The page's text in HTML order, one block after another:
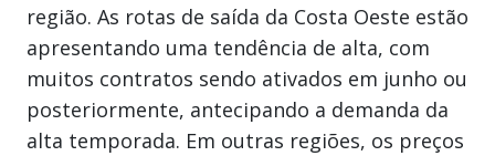
região. As rotas de saída da Costa Oeste estão
apresentando uma tendência de alta, com
muitos contratos sendo ativados em junho ou
posteriormente, antecipando a demanda da
alta temporada. Em outras regiões, os preços